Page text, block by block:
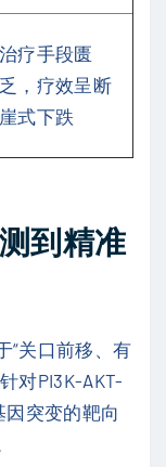
治疗手段匮
乏，疗效呈断
崖式下跌
到精准
“关口前移、有
对PI3K-AKT-
因突变的靶向